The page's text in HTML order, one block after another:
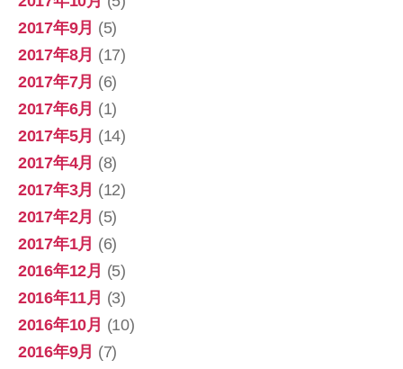
2017年9月 (5)
2017年8月 (17)
2017年7月 (6)
2017年6月 (1)
2017年5月 (14)
2017年4月 (8)
2017年3月 (12)
2017年2月 (5)
2017年1月 (6)
2016年12月 (5)
2016年11月 (3)
2016年10月 (10)
2016年9月 (7)